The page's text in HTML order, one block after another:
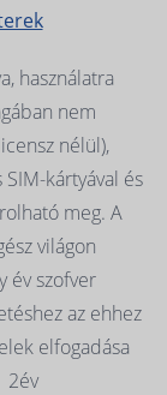
használatra
nem
nélül),
kártyával és
meg. A
világon
év szofver
az ehhez
elfogadása
2év